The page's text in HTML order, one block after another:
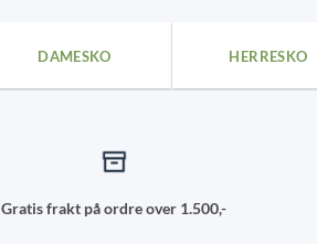
on
product
DAMESKO HERRESKO
Gratis frakt på ordre over 1.500,-